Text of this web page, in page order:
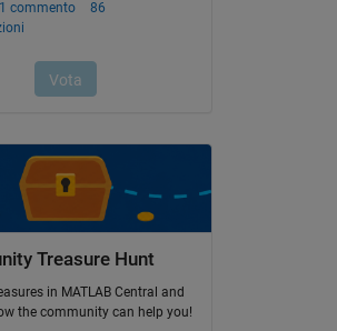
Treasure Hunt
in MATLAB Central and
the community can help you!